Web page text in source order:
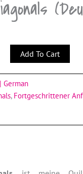
Add To Cart
German
, Fortgeschrittener